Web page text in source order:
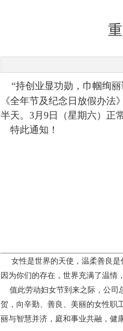
“持创业显功勋，巾帼绚
《全年节及纪念日放假办
半天。3月9日（星期六）正
特此通知！
女性是世界的天使，温柔善良
因为你们的存在，世界充满了温情
值此劳动妇女节到来之际，公司
贺，向辛勤、善良、美丽的女性职
丽与智慧并济，庭和事业共融，健